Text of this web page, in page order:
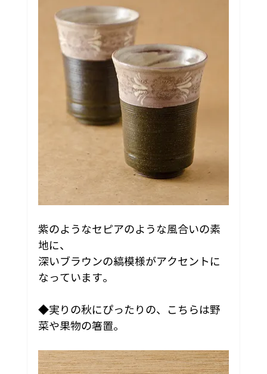
紫のようなセピアのような風合いの素
地に、
深いブラウンの縞模様がアクセントに
なっています。
◆実りの秋にぴったりの、こちらは野
菜や果物の箸置。